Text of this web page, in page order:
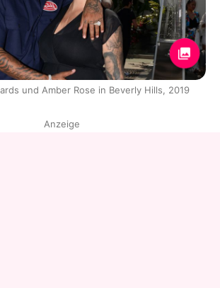
und Amber Rose in Beverly Hills, 2019
Anzeige